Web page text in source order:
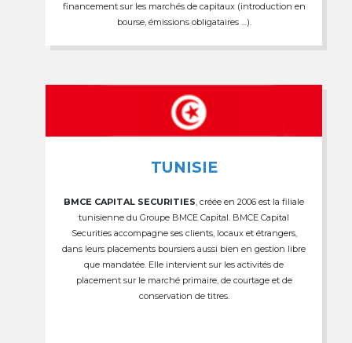
financement sur les marchés de capitaux (introduction en
bourse, émissions obligataires …).
TUNISIE
BMCE CAPITAL SECURITIES , créée en 2006 est la filiale
tunisienne du Groupe BMCE Capital. BMCE Capital
Securities accompagne ses clients, locaux et étrangers,
dans leurs placements boursiers aussi bien en gestion libre
que mandatée. Elle intervient sur les activités de
placement sur le marché primaire, de courtage et de
conservation de titres.